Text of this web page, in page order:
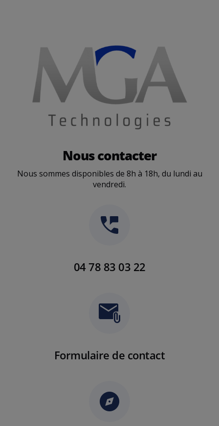
Nous contacter
Nous sommes disponibles de 8h à 18h, du lundi au
vendredi.
04 78 83 03 22
Formulaire de contact